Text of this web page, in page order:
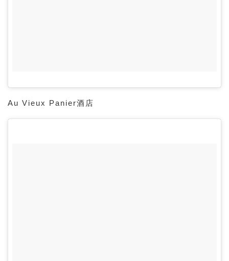
Au Vieux Panier酒店